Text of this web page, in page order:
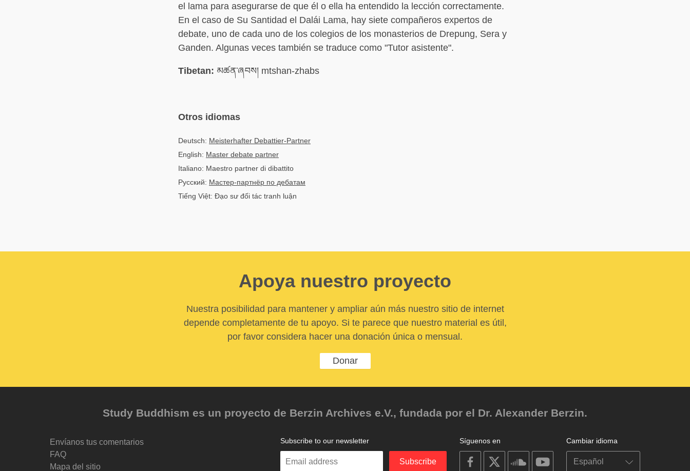
el lama para asegurarse de que él o ella ha entendido la lección correctamente.
En el caso de Su Santidad el Dalái Lama, hay siete compañeros expertos de
debate, uno de cada uno de los colegios de los monasterios de Drepung, Sera y
Ganden. Algunas veces también se traduce como "Tutor asistente".
Tibetan: མཚན་ཞབས། mtshan-zhabs
Otros idiomas
Deutsch: Meisterhafter Debattier-Partner
English: Master debate partner
Italiano: Maestro partner di dibattito
Русский: Мастер-партнёр по дебатам
Tiếng Việt: Đạo sư đối tác tranh luận
Apoya nuestro proyecto
Nuestra posibilidad para mantener y ampliar aún más nuestro sitio de internet
depende completamente de tu apoyo. Si te parece que nuestro material es útil,
por favor considera hacer una donación única o mensual.
Donar
Study Buddhism es un proyecto de Berzin Archives e.V., fundada por el Dr. Alexander Berzin.
Envíanos tus comentarios
FAQ
Mapa del sitio
Cambiar idioma
Síguenos en
on
facebook
on
on
soundcloudyoutube
Subscribe to our newsletter
Enter
Subscribe